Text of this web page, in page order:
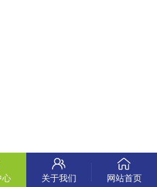
心 关于我们 网站首页